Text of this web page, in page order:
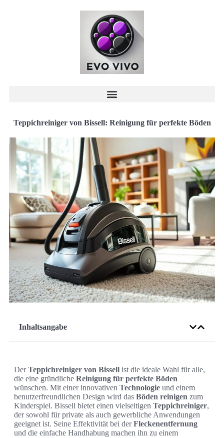
Teppichreiniger von Bissell: Reinigung für perfekte Böden
Inhaltsangabe
DerTeppichreiniger von Bissell ist die ideale Wahl für alle,
die eine gründliche Reinigung für perfekte Böden
wünschen. Mit einer innovativen Technologie und einem
benutzerfreundlichen Design wird das Böden reinigen zum
Kinderspiel. Bissell bietet einen vielseitigen Teppichreiniger,
der sowohl für private als auch gewerbliche Anwendungen
geeignet ist. Seine Effektivität bei derFleckenentfernung
und die einfache Handhabung machen ihn zu einem